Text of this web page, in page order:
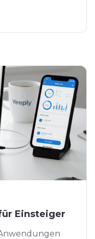
Einsteiger